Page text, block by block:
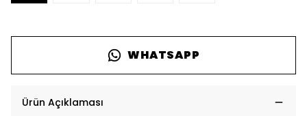
WHATSAPP
Ürün Açıklaması